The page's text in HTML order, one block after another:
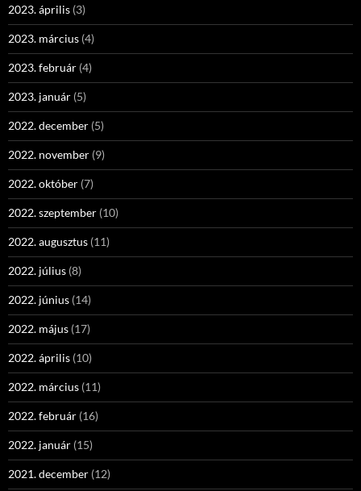
2023. április (3)
2023. március (4)
2023. február (4)
2023. január (5)
2022. december (5)
2022. november (9)
2022. október (7)
2022. szeptember (10)
2022. augusztus (11)
2022. július (8)
2022. június (14)
2022. május (17)
2022. április (10)
2022. március (11)
2022. február (16)
2022. január (15)
2021. december (12)